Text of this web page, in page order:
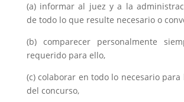
(a) informar al juez y a la
de todo lo que resulte necesario o
(b) comparecer personalmente
requerido para ello,
(c) colaborar en todo lo necesario
del concurso,